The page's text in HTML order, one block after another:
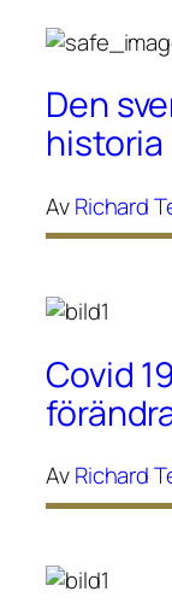
Den
AvRichard
Covid
AvRichard